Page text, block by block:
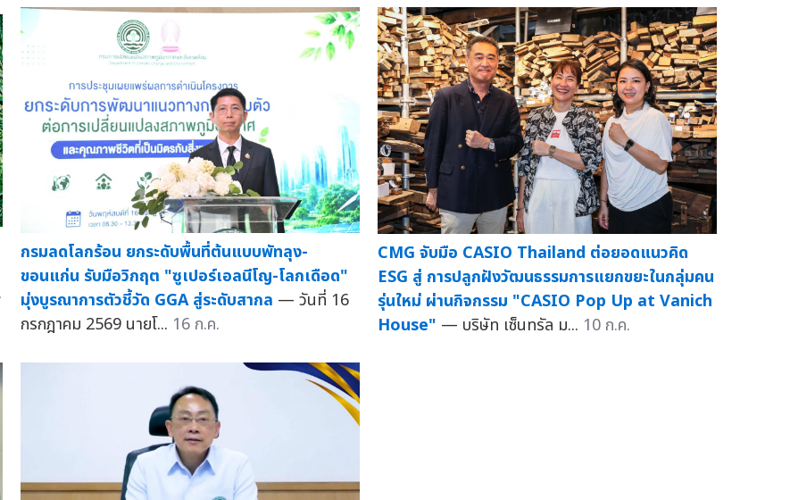
กรมลดโลกร้อน ยกระดับพื้นที่ต้นแบบพัทลุง-
ขอนแก่น รับมือวิกฤต "ซูเปอร์เอลนีโญ-โลกเดือด"
มุ่งบูรณาการตัวชี้วัด GGA สู่ระดับสากล — วันที่ 16
กรกฎาคม 2569 นายโ... 16 ก.ค.
CMG จับมือ CASIO Thailand ต่อยอดแนวคิด
ESG สู่ การปลูกฝังวัฒนธรรมการแยกขยะในกลุ่มคน
รุ่นใหม่ ผ่านกิจกรรม "CASIO Pop Up at Vanich
House" — บริษัท เซ็นทรัล ม... 10 ก.ค.